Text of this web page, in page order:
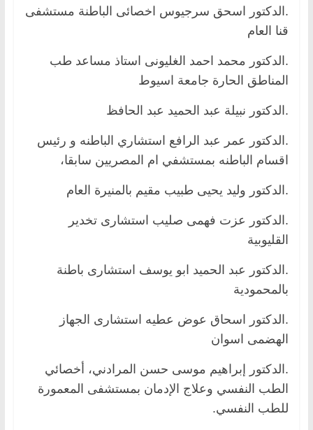
.الدكتور اسحق سرجيوس اخصائى الباطنة مستشفى
قنا العام
.الدكتور محمد احمد الغليونى استاذ مساعد طب
المناطق الحارة جامعة اسيوط
.الدكتور نبيلة عبد الحميد عبد الحافظ
.الدكتور عمر عبد الرافع استشاري الباطنه و رئيس
اقسام الباطنه بمستشفي ام المصريين سابقا،
.الدكتور وليد يحيى طبيب مقيم بالمنيرة العام
.الدكتور عزت فهمى صليب استشارى تخدير
القليوبية
.الدكتور عبد الحميد ابو يوسف استشارى باطنة
بالمحمودية
.الدكتور اسحاق عوض عطيه استشارى الجهاز
الهضمى اسوان
.الدكتور إبراهيم موسى حسن المرادني، أخصائي
الطب النفسي وعلاج الإدمان بمستشفى المعمورة
للطب النفسي.